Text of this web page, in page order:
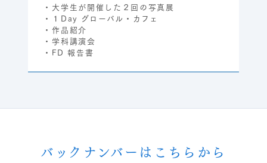
・大学生が開催した２回の写真展
・１Day グローバル・カフェ
・作品紹介
・学科講演会
・FD 報告書
バックナンバーはこちらから